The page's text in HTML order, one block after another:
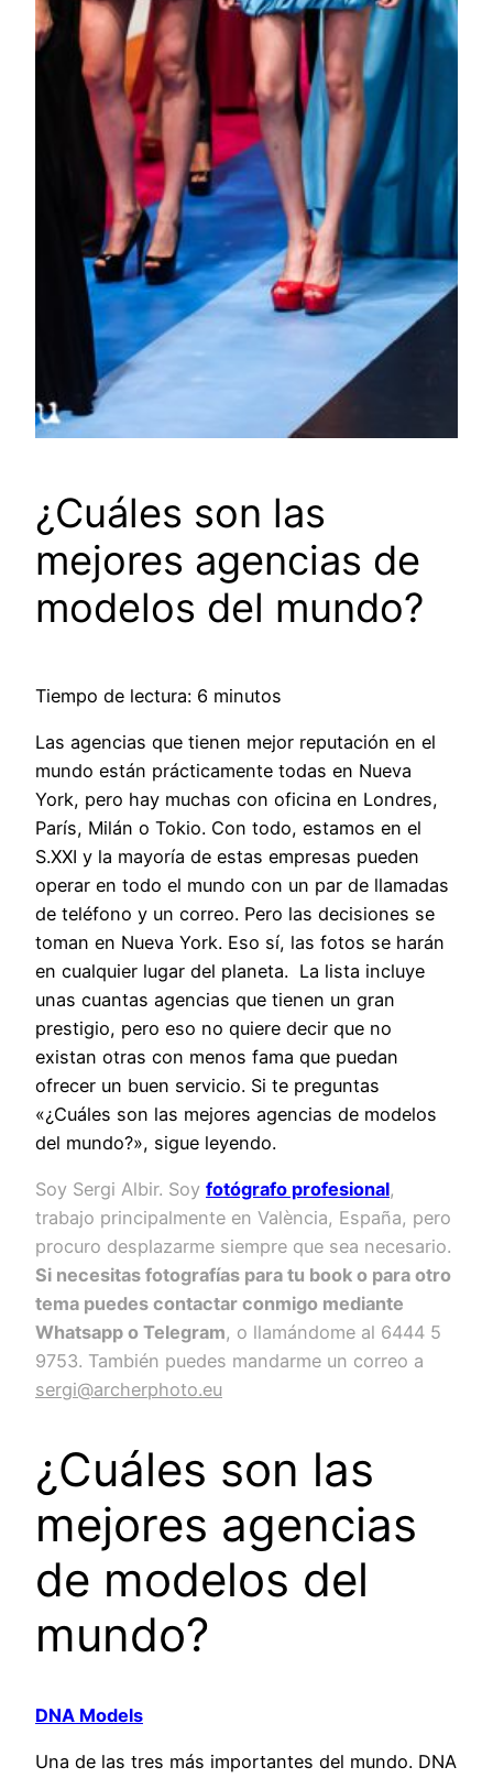
¿Cuáles son las
mejores agencias de
modelos del mundo?
Tiempo de lectura: 6 minutos
Las agencias que tienen mejor reputación en el
mundo están prácticamente todas en Nueva
York, pero hay muchas con oficina en Londres,
París, Milán o Tokio. Con todo, estamos en el
S.XXI y la mayoría de estas empresas pueden
operar en todo el mundo con un par de llamadas
de teléfono y un correo. Pero las decisiones se
toman en Nueva York. Eso sí, las fotos se harán
en cualquier lugar del planeta. La lista incluye
unas cuantas agencias que tienen un gran
prestigio, pero eso no quiere decir que no
existan otras con menos fama que puedan
ofrecer un buen servicio. Si te preguntas
«¿Cuáles son las mejores agencias de modelos
del mundo?», sigue leyendo.
Soy Sergi Albir. Soy fotógrafo profesional,
trabajo principalmente en València, España, pero
procuro desplazarme siempre que sea necesario.
Si necesitas fotografías para tu book o para otro
tema puedes contactar conmigo mediante
Whatsapp o Telegram, o llamándome al 6444 5
9753. También puedes mandarme un correo a
sergi@archerphoto.eu
¿Cuáles son las
mejores agencias
de modelos del
mundo?
DNA Models
Una de las tres más importantes del mundo. DNA